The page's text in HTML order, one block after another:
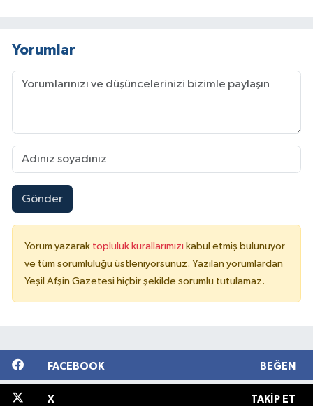
Yorumlar
Gönder
Yorum yazarak topluluk kurallarımızı kabul etmiş bulunuyor
ve tüm sorumluluğu üstleniyorsunuz. Yazılan yorumlardan
Yeşil Afşin Gazetesi hiçbir şekilde sorumlu tutulamaz.
FACEBOOK BEĞEN
X TAKIP ET